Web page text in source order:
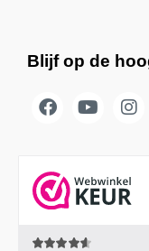
Blijf op de